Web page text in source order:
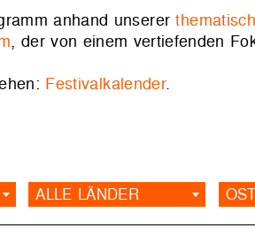
anhand unserer
, der von einem vertiefenden
Festivalkalender.
ALLE LÄNDER